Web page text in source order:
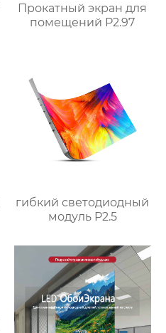
Прокатный экран для
помещений P2.97
гибкий светодиодный
модуль P2.5